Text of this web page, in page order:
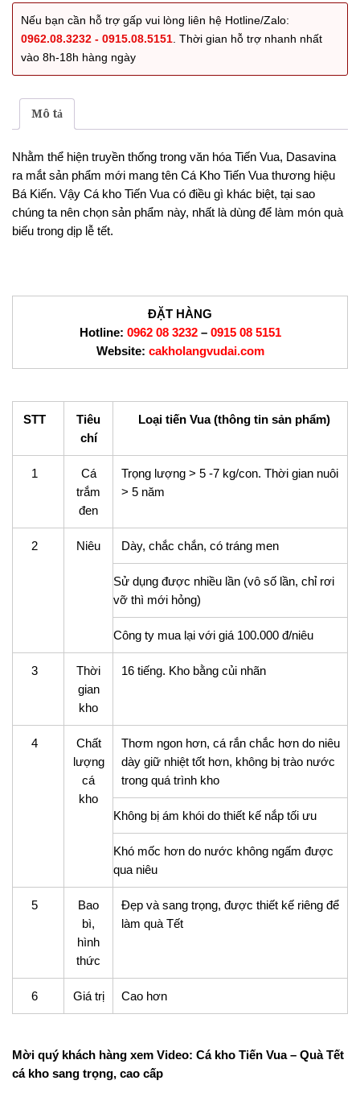
Vua
3KG
số
lượng
Nếu bạn cần hỗ trợ gấp vui lòng liên hệ Hotline/Zalo:
0962.08.3232 - 0915.08.5151 . Thời gian hỗ trợ nhanh nhất
vào 8h-18h hàng ngày
Mô tả
Nhằm thể hiện truyền thống trong văn hóa Tiến Vua, Dasavina
ra mắt sản phẩm mới mang tên Cá Kho Tiến Vua thương hiệu
Bá Kiến. Vậy Cá kho Tiến Vua có điều gì khác biệt, tại sao
chúng ta nên chọn sản phẩm này, nhất là dùng để làm món quà
biếu trong dịp lễ tết.
ĐẶT HÀNG
Hotline: 0962 08 3232– 0915 08 5151
Website: cakholangvudai.com
STT
Tiêu
chí
Loại tiến Vua (thông tin sản phẩm)
1
Cá
trắm
đen
Trọng lượng > 5 -7 kg/con. Thời gian nuôi
> 5 năm
2 Niêu Dày, chắc chắn, có tráng men
Sử dụng được nhiều lần (vô số lần, chỉ rơi
vỡ thì mới hỏng)
Công ty mua lại với giá 100.000 đ/niêu
3
Thời
gian
kho
16 tiếng. Kho bằng củi nhãn
4
Chất
lượng
cá
kho
Thơm ngon hơn, cá rắn chắc hơn do niêu
dày giữ nhiệt tốt hơn, không bị trào nước
trong quá trình kho
Không bị ám khói do thiết kế nắp tối ưu
Khó mốc hơn do nước không ngấm được
qua niêu
5
Bao
bì,
hình
thức
Đẹp và sang trọng, được thiết kế riêng để
làm quà Tết
6 Giá trị Cao hơn
Mời quý khách hàng xem Video: Cá kho Tiến Vua – Quà Tết
cá kho sang trọng, cao cấp